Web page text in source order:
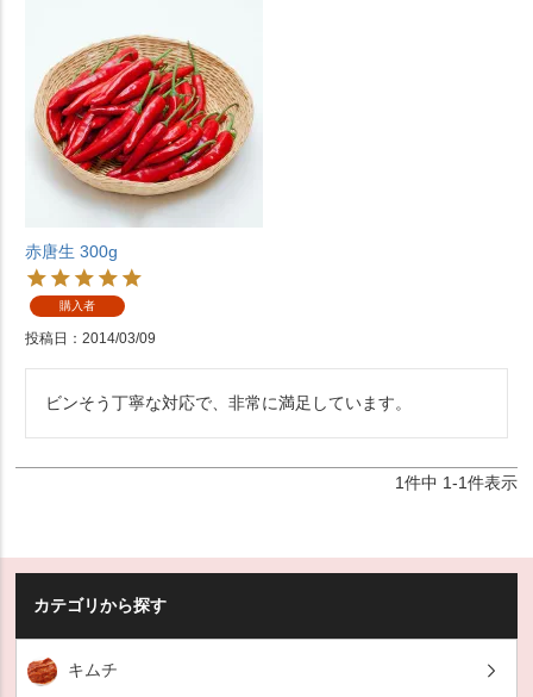
赤唐生 300g
購入者
投稿日 2014/03/09
ビンそう丁寧な対応で、非常に満足しています。
1件中 1-1件表示
カテゴリから探す
キムチ